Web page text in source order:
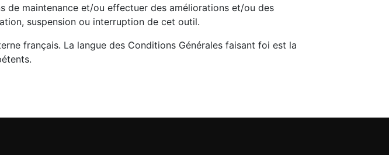
de maintenance et/ou effectuer des améliorations et/ou des
suspension ou interruption de cet outil.
français. La langue des Conditions Générales faisant foi est la